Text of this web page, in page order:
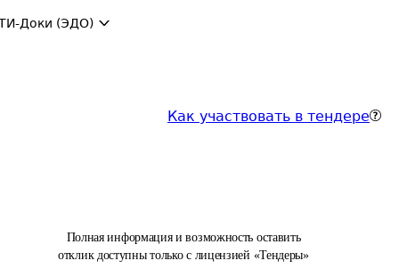
Доки (ЭДО)
Как участвовать в тендере
Полная информация и возможность оставить
отклик доступны только с лицензией «Тендеры»